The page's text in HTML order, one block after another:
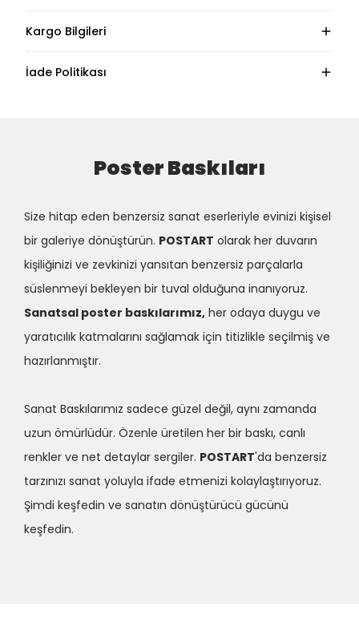
Kargo Bilgileri
İade Politikası
Poster Baskıları
Size hitap eden benzersiz sanat eserleriyle evinizi kişisel
bir galeriye dönüştürün. POSTART olarak her duvarın
kişiliğinizi ve zevkinizi yansıtan benzersiz parçalarla
süslenmeyi bekleyen bir tuval olduğuna inanıyoruz.
Sanatsal poster baskılarımız, her odaya duygu ve
yaratıcılık katmalarını sağlamak için titizlikle seçilmiş ve
hazırlanmıştır.
Sanat Baskılarımız sadece güzel değil, aynı zamanda
uzun ömürlüdür. Özenle üretilen her bir baskı, canlı
renkler ve net detaylar sergiler. POSTART'da benzersiz
tarzınızı sanat yoluyla ifade etmenizi kolaylaştırıyoruz.
Şimdi keşfedin ve sanatın dönüştürücü gücünü
keşfedin.